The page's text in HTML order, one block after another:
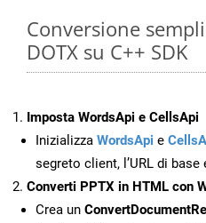
Conversione
DOTX su C++ SDK
Imposta WordsApi e CellsApi
Inizializza WordsApi e
segreto client, l’URL di base
Converti PPTX in HTML con
Crea un